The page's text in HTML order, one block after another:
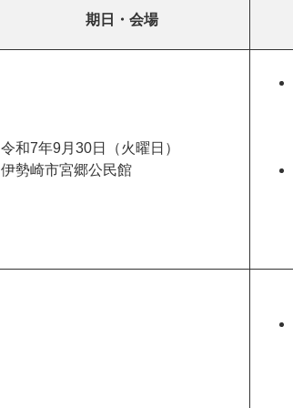
期日・会場
令和7年9月30日（火曜日）
伊勢崎市宮郷公民館